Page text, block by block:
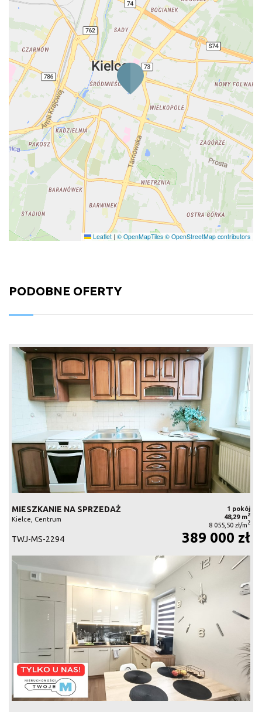
Leaflet | © OpenMapTiles © OpenStreetMap contributors
PODOBNE OFERTY
MIESZKANIE NA SPRZEDAŻ
Kielce, Centrum
1 pokój
48,29 m2
8 055,50 zł/m 2
TWJ-MS-2294 389 000 zł